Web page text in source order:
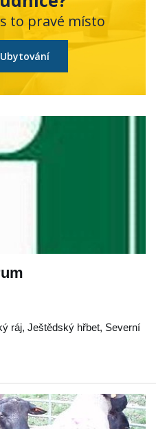
to pravé místo
ráj, Ještědský hřbet, Severní